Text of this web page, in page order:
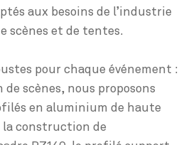
aux besoins de l’industrie
scènes et de tentes.
pour chaque événement :
scènes, nous proposons
en aluminium de haute
construction de